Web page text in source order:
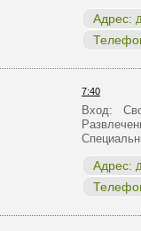
Адрес:
7:40
Вход:
Адрес: